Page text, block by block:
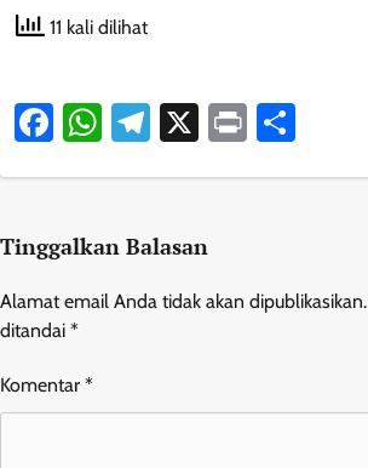
11 kali dilihat
Facebook
WhatsApp
Telegram
X Print
Tinggalkan Balasan
Alamat email Anda tidak akan dipublikasikan.
ditandai *
Komentar *